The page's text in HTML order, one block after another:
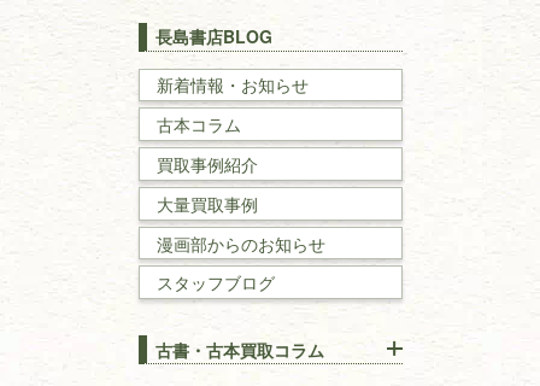
戦記・戦史
国文学・
理工書
数学書・物理学書
建築書
漢方・鍼灸・東洋医学
長島書店BLOG
新着情報・お知らせ
古本コラム
買取事例紹介
大量買取事例
漫画部からのお知らせ
スタッフブログ
古書・古本買取コラム